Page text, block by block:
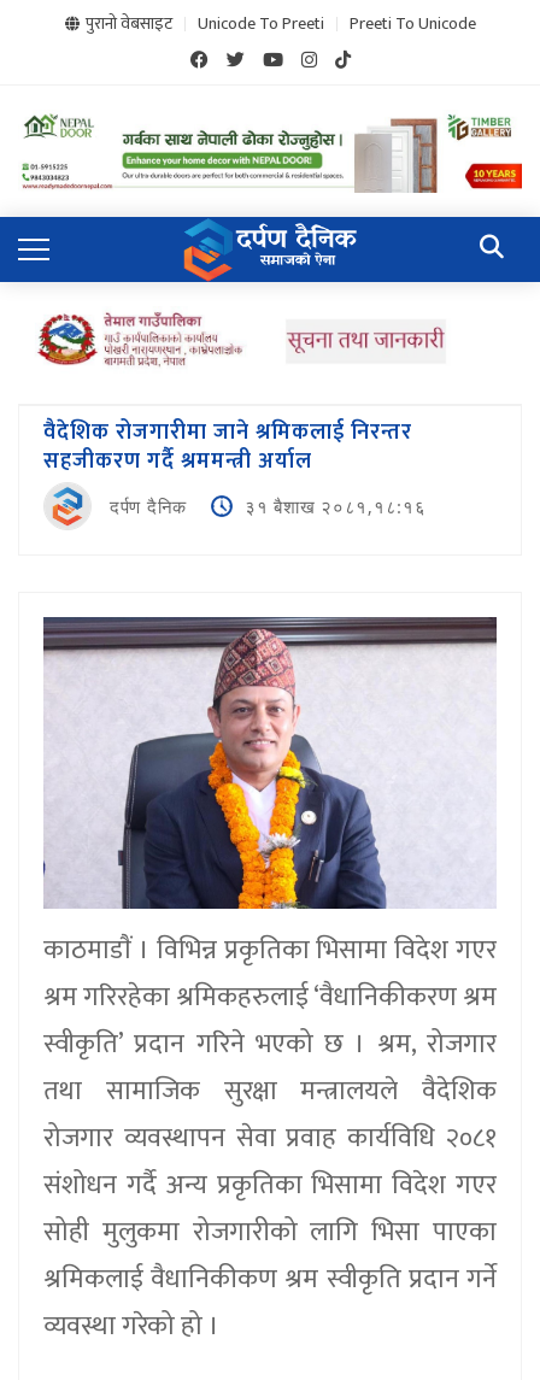
पुरानो वेबसाइट Unicode To Preeti Preeti To Unicode
वैदेशिक रोजगारीमा जाने श्रमिकलाई निरन्तर
सहजीकरण गर्दै श्रममन्त्री अर्याल
दर्पण दैनिक ३१ बैशाख २०८१,१८:१६
काठमाडाैं । विभिन्न प्रकृतिका भिसामा विदेश गएर
श्रम गरिरहेका श्रमिकहरुलाई ‘वैधानिकीकरण श्रम
स्वीकृति’ प्रदान गरिने भएको छ । श्रम, रोजगार
तथा सामाजिक सुरक्षा मन्त्रालयले वैदेशिक
रोजगार व्यवस्थापन सेवा प्रवाह कार्यविधि २०८१
संशोधन गर्दै अन्य प्रकृतिका भिसामा विदेश गएर
सोही मुलुकमा रोजगारीको लागि भिसा पाएका
श्रमिकलाई वैधानिकीकण श्रम स्वीकृति प्रदान गर्ने
व्यवस्था गरेको हो ।